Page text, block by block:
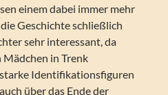
einem dabei immer mehr
Geschichte schließlich
sehr interessant, da
Mädchen in Trenk
Identifikationsfiguren
über das Ende der